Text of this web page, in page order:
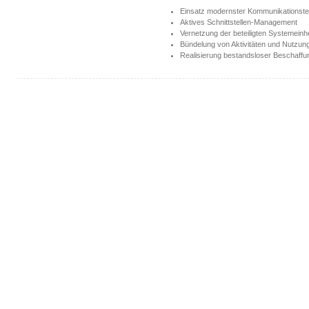
Einsatz modernster
Aktives Schnittstellen-Management
Vernetzung der beteiligten
Bündelung von Aktivitäten und
Realisierung bestandsloser